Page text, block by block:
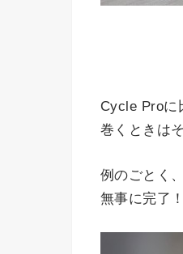
Cycle Proに
巻くときは
例のごとく
無事に完了！